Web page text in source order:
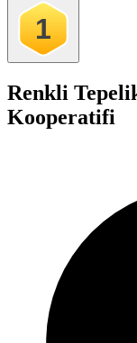
1
Renkli
Kooperatifi